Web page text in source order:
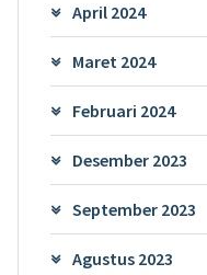
April 2024
Maret 2024
Februari 2024
Desember 2023
September 2023
Agustus 2023